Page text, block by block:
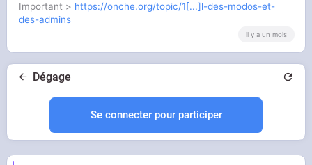
Important > https://onche.org/topic/1[...]l-des-modos-et-
des-admins
il y a un mois
Dégage
Se connecter pour participer